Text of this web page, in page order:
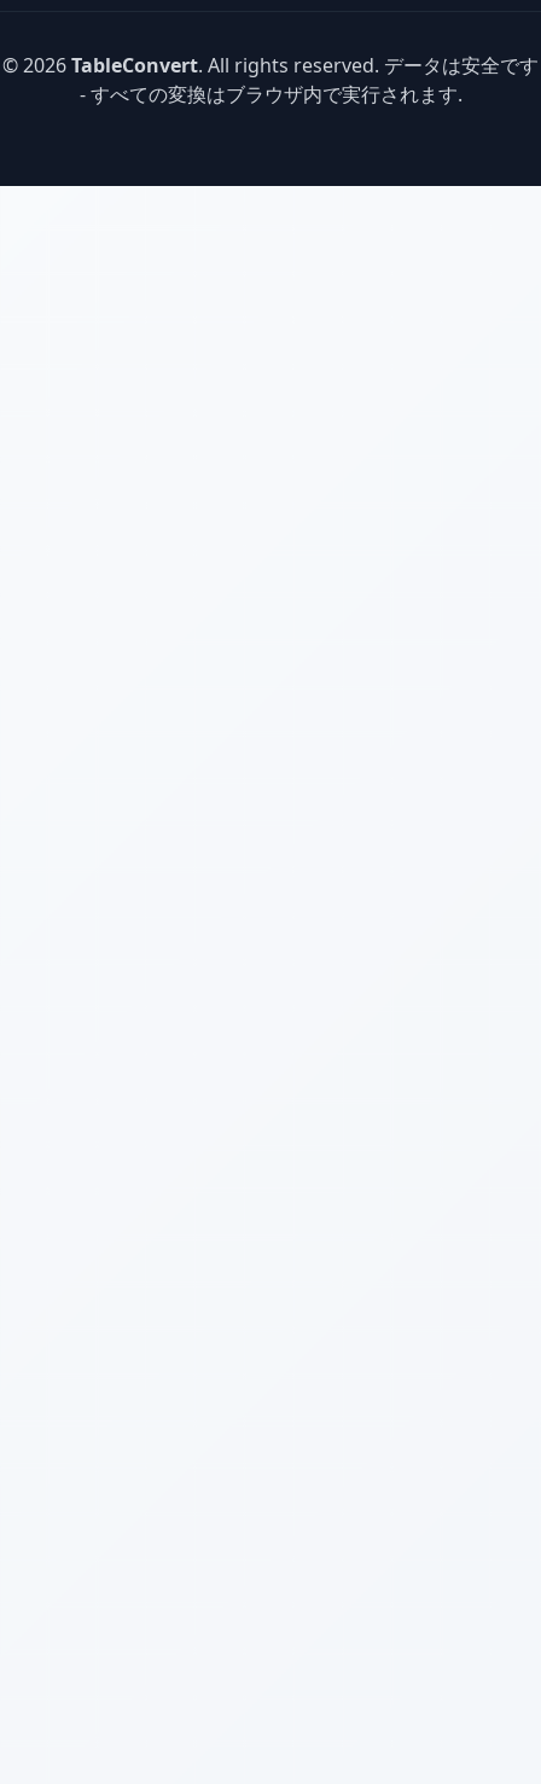
© 2026TableConvert. All rights reserved. データは安全です
- すべての変換はブラウザ内で実行されます.